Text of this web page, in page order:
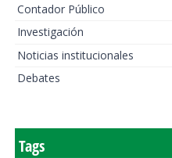
Contador Público
Investigación
Noticias institucionales
Debates
Tags